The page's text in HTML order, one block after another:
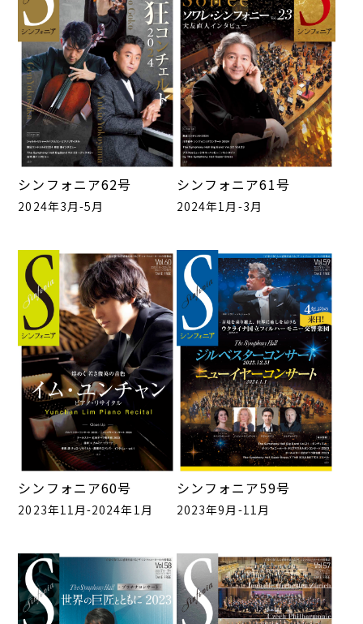
シンフォニア62号
2024年3月-5月
シンフォニア61号
2024年1月-3月
シンフォニア60号
2023年11月-2024年1月
シンフォニア59号
2023年9月-11月